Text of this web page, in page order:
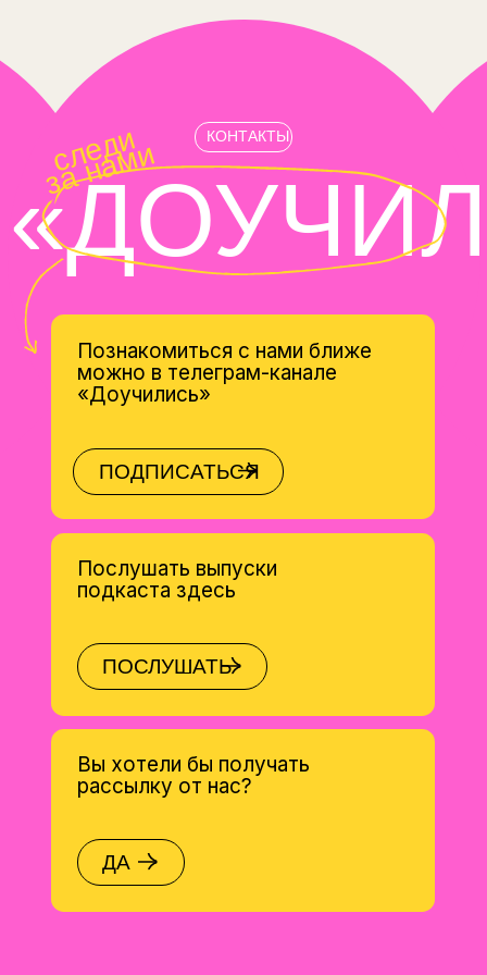
и это очень убедительно.
Черкизово
— проект «Нежность» про
на производстве или за управлением
сложными машинами. Свежо, красиво
и актуально.
Сильный HR-бренд помогает привлечь лучших.
Следующий шаг — сделать так, чтобы они
захотели остаться.